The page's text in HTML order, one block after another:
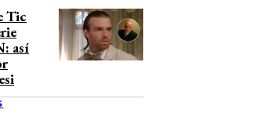
Tic
así